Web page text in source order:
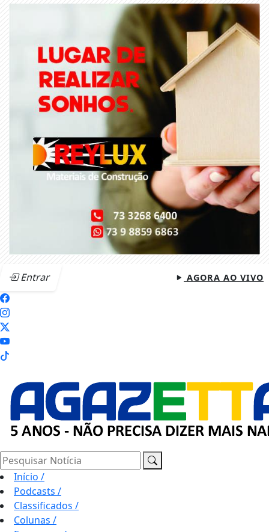
Entrar AGORA AO VIVO
Pesquisar Notícia
Início /
Podcasts /
Classificados /
Colunas /